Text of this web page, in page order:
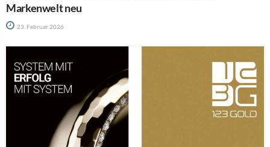
Markenwelt neu
23. Februar 2026